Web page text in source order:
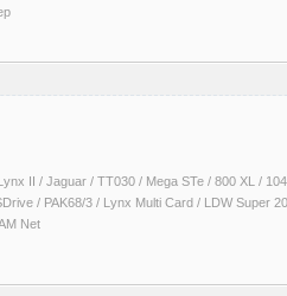
II / Jaguar / TT030 / Mega STe / 800 XL /
/ PAK68/3 / Lynx Multi Card / LDW Super
Net